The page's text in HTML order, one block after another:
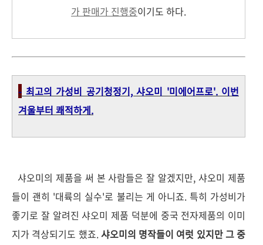
가 판매가 진행중이기도 하다.
- 최고의 가성비 공기청정기, 샤오미 '미에어프로'. 이번
겨울부터 쾌적하게.
샤오미의 제품을 써 본 사람들은 잘 알겠지만, 샤오미 제품
들이 괜히 '대륙의 실수'로 불리는 게 아니죠. 특히 가성비가
좋기로 잘 알려진 샤오미 제품 덕분에 중국 전자제품의 이미
지가 격상되기도 했죠.샤오미의 명작들이 여럿 있지만 그 중